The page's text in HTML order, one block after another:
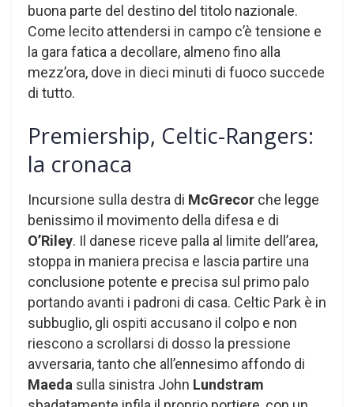
buona parte del destino del titolo nazionale.
Come lecito attendersi in campo c’è tensione e
la gara fatica a decollare, almeno fino alla
mezz’ora, dove in dieci minuti di fuoco succede
di tutto.
Premiership, Celtic-Rangers:
la cronaca
Incursione sulla destra di McGrecor che legge
benissimo il movimento della difesa e di
O’Riley. Il danese riceve palla al limite dell’area,
stoppa in maniera precisa e lascia partire una
conclusione potente e precisa sul primo palo
portando avanti i padroni di casa. Celtic Park è in
subbuglio, gli ospiti accusano il colpo e non
riescono a scrollarsi di dosso la pressione
avversaria, tanto che all’ennesimo affondo di
Maeda sulla sinistra John Lundstram